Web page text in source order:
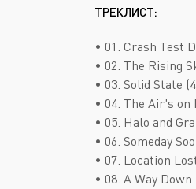
ТРЕКЛИСТ:
• 01. Crash Test
• 02. The Rising
• 03. Solid State
• 04. The Air's on
• 05. Halo and
• 06. Someday
• 07. Location
• 08. A Way Down